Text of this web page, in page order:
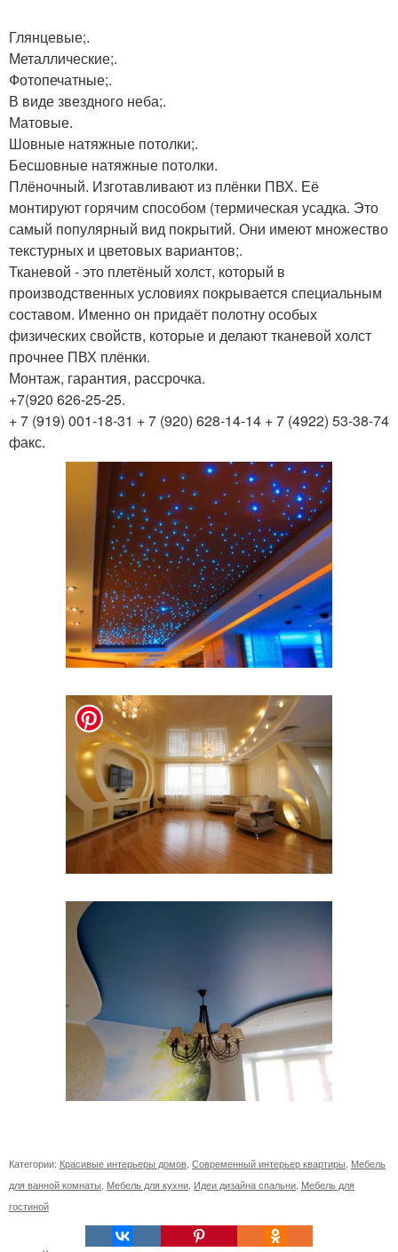
Глянцевые;.
Металлические;.
Фотопечатные;.
В виде звездного неба;.
Матовые.
Шовные натяжные потолки;.
Бесшовные натяжные потолки.
Плёночный. Изготавливают из плёнки ПВХ. Её
монтируют горячим способом (термическая усадка. Это
самый популярный вид покрытий. Они имеют множество
текстурных и цветовых вариантов;.
Тканевой - это плетёный холст, который в
производственных условиях покрывается специальным
составом. Именно он придаёт полотну особых
физических свойств, которые и делают тканевой холст
прочнее ПВХ плёнки.
Монтаж, гарантия, рассрочка.
+7(920 626-25-25.
+ 7 (919) 001-18-31 + 7 (920) 628-14-14 + 7 (4922) 53-38-74
факс.
Категории: Красивые интерьеры домов Современный интерьер квартиры Мебель
для ванной комнаты Мебель для кухни Идеи дизайна спальни Мебель для
гостиной